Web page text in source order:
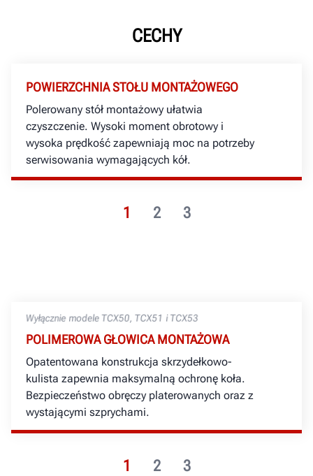
CECHY
1 2 3
POWIERZCHNIA STOŁU MONTAŻOWEGO
Polerowany stół montażowy ułatwia
czyszczenie. Wysoki moment obrotowy i
wysoka prędkość zapewniają moc na potrzeby
serwisowania wymagających kół.
1 2 3
Wyłącznie modele TCX50, TCX51 i TCX53
POLIMEROWA GŁOWICA MONTAŻOWA
Opatentowana konstrukcja skrzydełkowo-
kulista zapewnia maksymalną ochronę koła.
Bezpieczeństwo obręczy platerowanych oraz z
wystającymi szprychami.